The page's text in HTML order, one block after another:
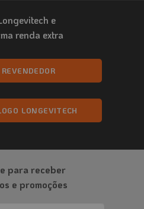
e
renda extra
LONGEVITECH
para receber
e promoções